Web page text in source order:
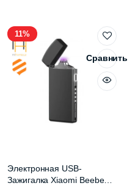
11%
Сравнить
Электронная USB-
Зажигалка Xiaomi Beebest